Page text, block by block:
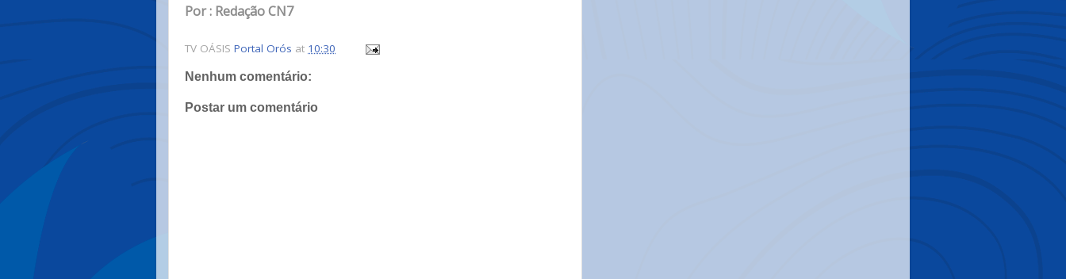
Por : Redação CN7
TV OÁSIS Portal Orós at 10:30
Nenhum comentário:
Postar um comentário